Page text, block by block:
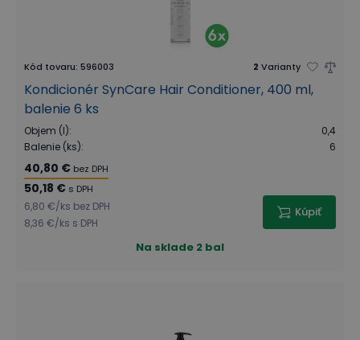
Kód tovaru: 596003 2 Varianty
Kondicionér SynCare Hair Conditioner, 400 ml,
balenie 6 ks
Objem (l):
0,4
Balenie (ks): 6
40,80 € bez DPH
50,18 € s DPH
6,80 €/ks bez DPH
8,36 €/ks s DPH
Kúpiť
Na sklade 2 bal